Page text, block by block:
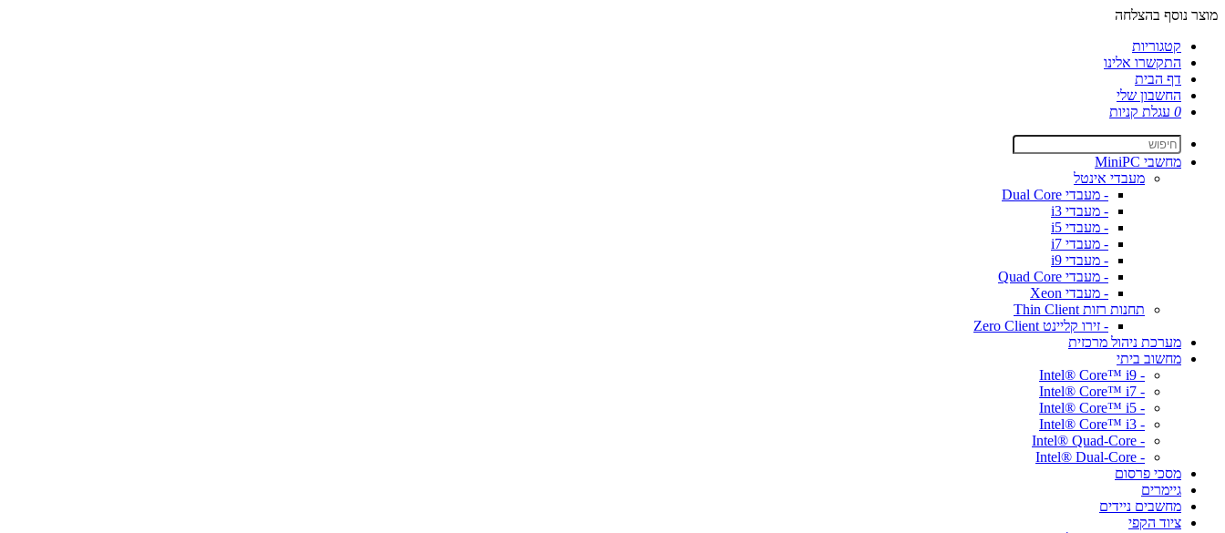
מוצר נוסף בהצלחה
קטגוריות
התקשרו אלינו
דף הבית
החשבון שלי
0 עגלת קניות
מחשבי MiniPC
מעבדי אינטל
- מעבדי Dual Core
- מעבדי i3
- מעבדי i5
- מעבדי i7
- מעבדי i9
- מעבדי Quad Core
- מעבדי Xeon
תחנות רזות Thin Client
- זירו קליינט Zero Client
מערכת ניהול מרכזית
מחשוב ביתי
- Intel® Core™ i9
- Intel® Core™ i7
- Intel® Core™ i5
- Intel® Core™ i3
- Intel® Quad-Core
- Intel® Dual-Core
מסכי פרסום
גיימרים
מחשבים ניידים
ציוד הקפי